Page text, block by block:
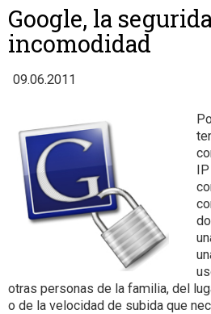
Google, la
incomodidad
09.06.2011
otras personas de la familia, del
o de la velocidad de subida que